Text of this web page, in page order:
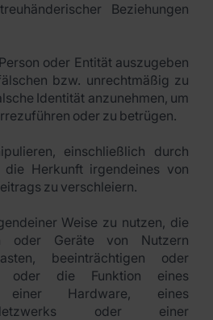
Beziehungen
oder Entität auszugeben
bzw. unrechtmäßig zu
Identität anzunehmen, um
oder zu betrügen.
einschließlich durch
Herkunft irgendeines von
zu verschleiern.
Weise zu nutzen, die
oder Geräte von Nutzern
beeinträchtigen oder
oder die Funktion eines
einer Hardware, eines
oder einer